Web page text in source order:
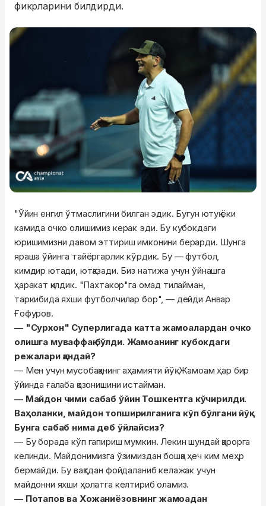
фикрларини билдирди.
"Ўйин енгил ўтмаслигини билган эдик. Бугун ютуқ ёки
камида очко олишимиз керак эди. Бу кубокдаги
юришимизни давом эттириш имконини берарди. Шунга
яраша ўйинга тайёргарлик кўрдик. Бу — футбол,
кимдир ютади, ютқазади. Биз натижа учун ўйнашга
ҳаракат қилдик. "Пахтакор"га омад тилайман,
таркибида яхши футболчилар бор", — дейди Анвар
Ғофуров.
— "Сурхон" Суперлигада катта жамоалардан очко
олишга муваффақ бўлди. Жамоанинг кубокдаги
режалари қандай?
— Мен учун мусобақанинг аҳамияти йўқ. Жамоам ҳар бир
ўйинда ғалаба қозонишини истайман.
— Майдон чими сабаб ўйин Тошкентга кўчирилди.
Ваҳоланки, майдон топширилганига кўп бўлгани йўқ.
Бунга сабаб нима деб ўйлайсиз?
— Бу борада кўп гапириш мумкин. Лекин шундай қарорга
келинди. Майдонимизга ўзимиздан бошқа ҳеч ким меҳр
бермайди. Бу вақтдан фойдаланиб келажак учун
майдонни яхши ҳолатга келтириб оламиз.
— Потапов ва Хожаниёзовнинг жамоадан